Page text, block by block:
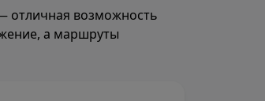
отличная возможность
а маршруты